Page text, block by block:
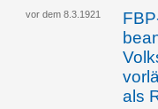
vor dem 8.3.1921
als